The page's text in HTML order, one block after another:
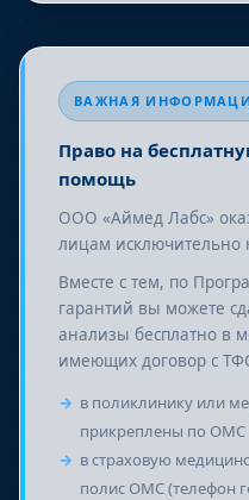
ВАЖНАЯ
Право на
помощь
ООО «Аймед Лабс»
лицам исключительно
Вместе с тем, по
гарантий вы можете
анализы бесплатно в
имеющих договор с
в поликлинику или
прикреплены по ОМС
в страховую
полис ОМС (телефон